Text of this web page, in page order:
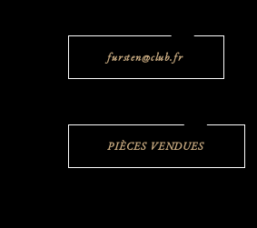
fursten@club.fr
PIÈCES VENDUES